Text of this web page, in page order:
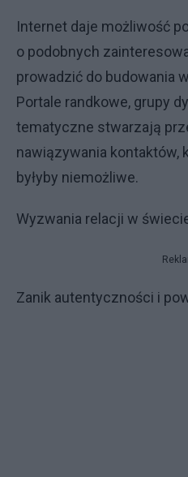
Internet daje możliwość
o podobnych
prowadzić do budowania
Portale randkowe, grupy
tematyczne stwarzają
nawiązywania kontaktów,
byłyby niemożliwe.
Wyzwania relacji w
Zanik autentyczności i